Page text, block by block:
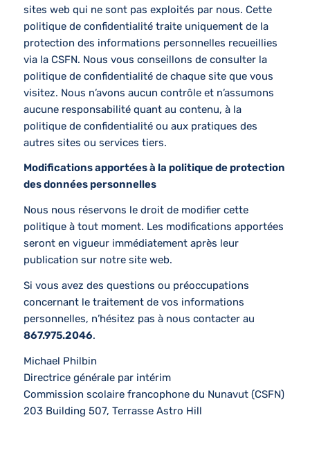
sites web qui ne sont pas exploités par nous. Cette
politique de confidentialité traite uniquement de la
protection des informations personnelles recueillies
via la CSFN. Nous vous conseillons de consulter la
politique de confidentialité de chaque site que vous
visitez. Nous n’avons aucun contrôle et n’assumons
aucune responsabilité quant au contenu, à la
politique de confidentialité ou aux pratiques des
autres sites ou services tiers.
Modifications apportées à la politique de protection
des données personnelles
Nous nous réservons le droit de modifier cette
politique à tout moment. Les modifications apportées
seront en vigueur immédiatement après leur
publication sur notre site web.
Si vous avez des questions ou préoccupations
concernant le traitement de vos informations
personnelles, n’hésitez pas à nous contacter au
867.975.2046.
Michael Philbin
Directrice générale par intérim
Commission scolaire francophone du Nunavut (CSFN)
203 Building 507, Terrasse Astro Hill